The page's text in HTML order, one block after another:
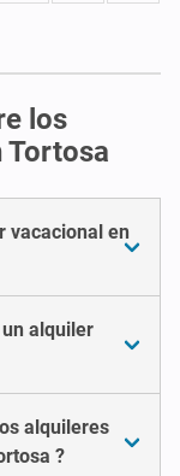
los
Tortosa
vacacional en
alquiler
alquileres
?